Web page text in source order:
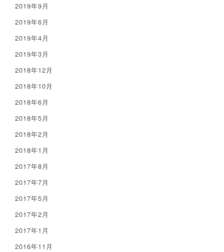
2019年9月
2019年6月
2019年4月
2019年3月
2018年12月
2018年10月
2018年6月
2018年5月
2018年2月
2018年1月
2017年8月
2017年7月
2017年5月
2017年2月
2017年1月
2016年11月